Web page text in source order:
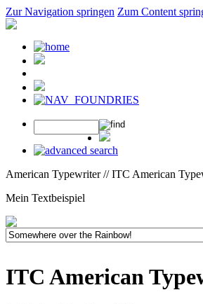
Zur Navigation springen Zum Content
American Typewriter // ITC American
Mein Textbeispiel
ITC American